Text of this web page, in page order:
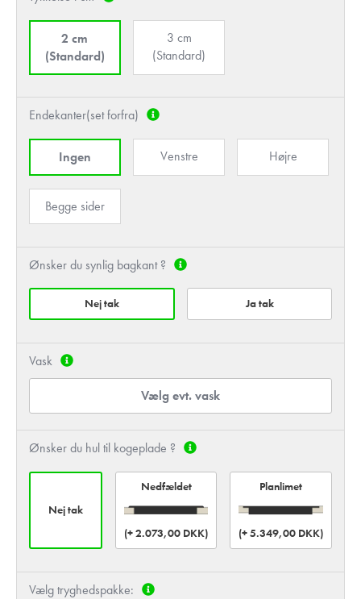
2 cm
(Standard)
3 cm
(Standard)
Endekanter(set forfra)
Ingen Venstre Højre
Begge sider
Ønsker du synlig bagkant ?
Nej tak Ja tak
Vask
Vælg evt. vask
Ønsker du hul til kogeplade ?
Nej tak
Nedfældet
(+ 2.073,00 DKK)
Planlimet
(+ 5.349,00 DKK)
Vælg tryghedspakke: